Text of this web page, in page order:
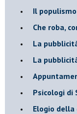
​Il
​Che roba,
La
​La
​Psicologi
Elogio della